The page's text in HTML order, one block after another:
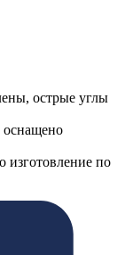
острые углы
оснащено
изготовление по